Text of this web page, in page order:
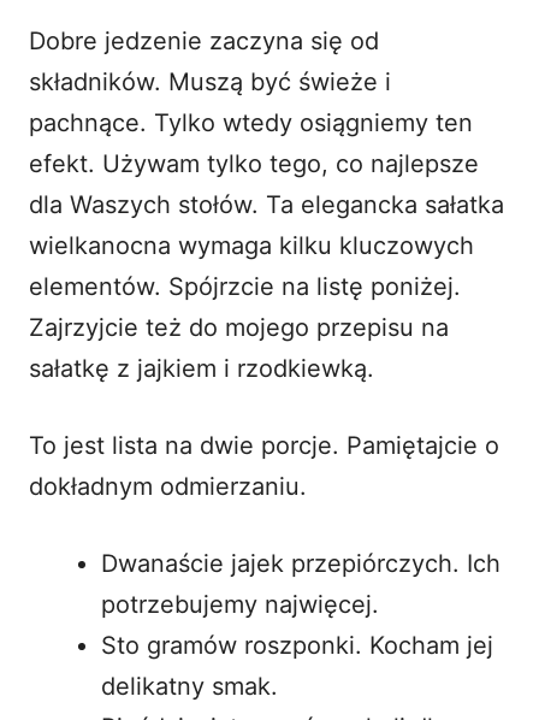
Dobre jedzenie zaczyna się od
składników. Muszą być świeże i
pachnące. Tylko wtedy osiągniemy ten
efekt. Używam tylko tego, co najlepsze
dla Waszych stołów. Ta elegancka sałatka
wielkanocna wymaga kilku kluczowych
elementów. Spójrzcie na listę poniżej.
Zajrzyjcie też do mojego przepisu na
sałatkę z jajkiem i rzodkiewką.
To jest lista na dwie porcje. Pamiętajcie o
dokładnym odmierzaniu.
Dwanaście jajek przepiórczych. Ich
potrzebujemy najwięcej.
Sto gramów roszponki. Kocham jej
delikatny smak.